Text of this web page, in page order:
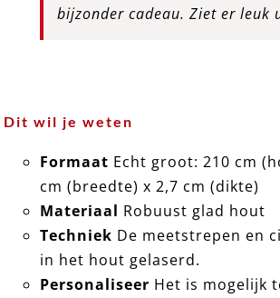
bijzonder cadeau. Ziet er leuk
Dit wil je weten
Formaat Echt groot: 210 cm
cm (breedte) x 2,7 cm (dikte)
Materiaal Robuust glad hout
Techniek De meetstrepen en
in het hout gelaserd.
Personaliseer Het is mogelijk